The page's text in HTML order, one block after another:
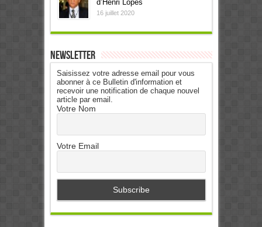
d’Henri Lopes
16 juillet 2020
Newsletter
Saisissez votre adresse email pour vous
abonner à ce Bulletin d'information et
recevoir une notification de chaque nouvel
article par email.
Votre Nom
Votre Email